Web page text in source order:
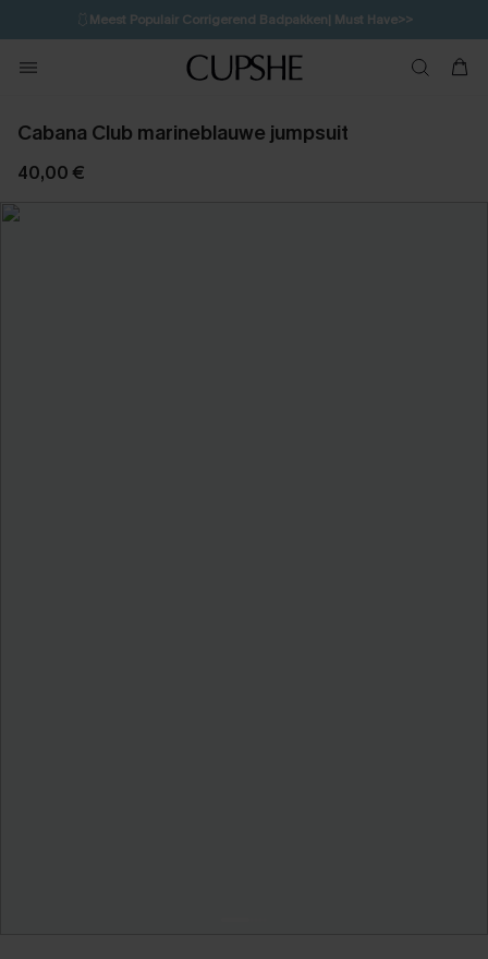
🩱Meest Populair Corrigerend Badpakken| Must Have>>
💌Abonneer je & ontvang tot 15% korting>>
Koop 3, krijg 15% korting | CODE: SW15
Cabana Club marineblauwe jumpsuit
40,00 €